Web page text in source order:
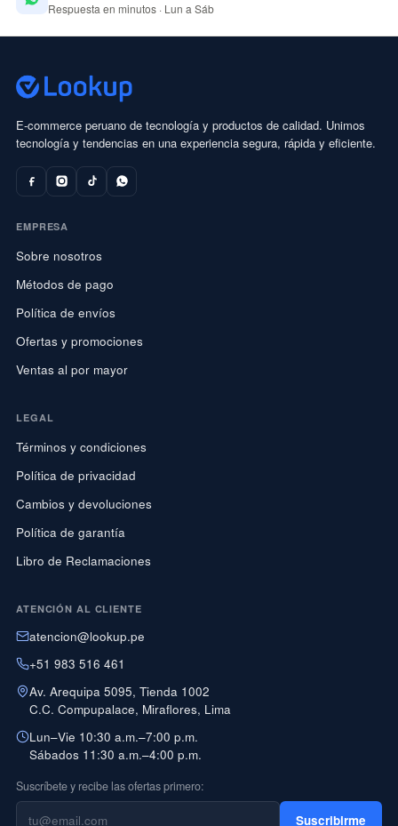
Respuesta en minutos · Lun a Sáb
E-commerce peruano de tecnología y productos de calidad. Unimos
tecnología y tendencias en una experiencia segura, rápida y eficiente.
EMPRESA
Sobre nosotros
Métodos de pago
Política de envíos
Ofertas y promociones
Ventas al por mayor
LEGAL
Términos y condiciones
Política de privacidad
Cambios y devoluciones
Política de garantía
Libro de Reclamaciones
ATENCIÓN AL CLIENTE
atencion@lookup.pe
+51 983 516 461
Av. Arequipa 5095, Tienda 1002
C.C. Compupalace, Miraflores, Lima
Lun–Vie 10:30 a.m.–7:00 p.m.
Sábados 11:30 a.m.–4:00 p.m.
Suscríbete y recibe las ofertas primero:
Suscribirme